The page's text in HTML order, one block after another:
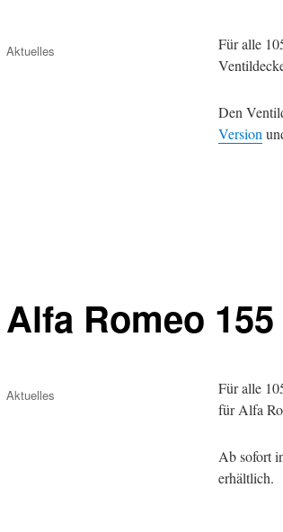
Für alle
Den
Version
Veröffentlicht
Kategorien
Aktuelles
Alfa Romeo
Für alle
für Alfa
Ab sofort
erhältlich.
Veröffentlicht
Kategorien
Aktuelles